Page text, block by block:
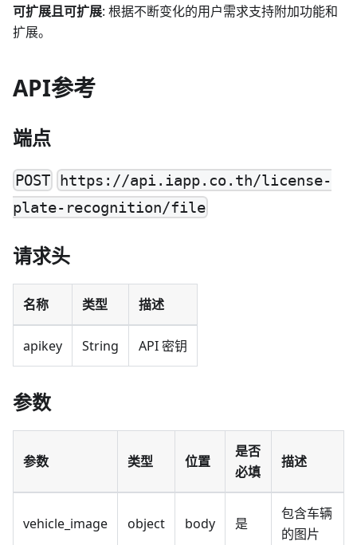
可扩展且可扩展: 根据不断变化的用户需求支持附加功能和
扩展。
API参考
端点
POST https://api.iapp.co.th/license-
plate-recognition/file
请求头
名称 类型 描述
apikey String API 密钥
参数
参数 类型 位置
是否
必填
描述
vehicle_image object body 是
包含车辆
的图片